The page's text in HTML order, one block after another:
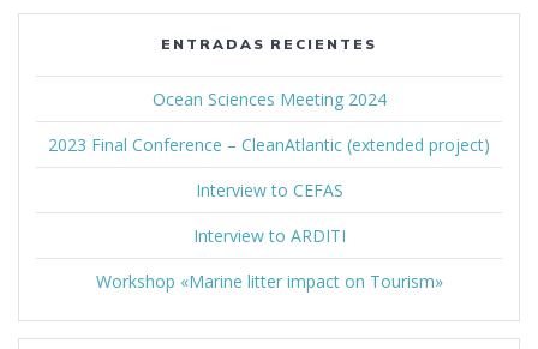
ENTRADAS RECIENTES
Ocean Sciences Meeting 2024
2023 Final Conference – CleanAtlantic (extended project)
Interview to CEFAS
Interview to ARDITI
Workshop «Marine litter impact on Tourism»